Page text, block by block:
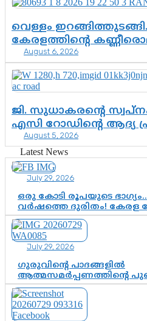
വെള്ളം
കേരളത്തിന്റെ
എന്നവസാനിക്കും?
August 6, 2026
ജി. സുധാകരന്റെ
എസി റോഡിന്റെ ആദ്യ
ഉയരുന്നത് ഗുരുതര
August 5, 2026
Latest News
July 29, 2026
ഒരു കോടി രൂപയുടെ
വർഷത്തെ ദുരിതം! കേരള
സംവിധാനത്തെ ചോദ്യം
കോയയുടെ പോരാട്ടം
July 29, 2026
ഗുരുവിന്റെ പാദങ്ങളിൽ
ആത്മസമർപ്പണത്തിന്റെ
മാതാ അമൃതാനന്ദമയി
ഭക്തിസാന്ദ്രമായി
ആഘോഷം